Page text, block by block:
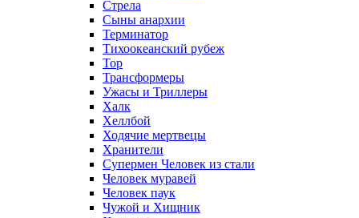
Стрела
Сыны анархии
Терминатор
Тихоокеанский рубеж
Тор
Трансформеры
Ужасы и Триллеры
Халк
Хеллбой
Ходячие мертвецы
Хранители
Супермен Человек из стали
Человек муравей
Человек паук
Чужой и Хищник